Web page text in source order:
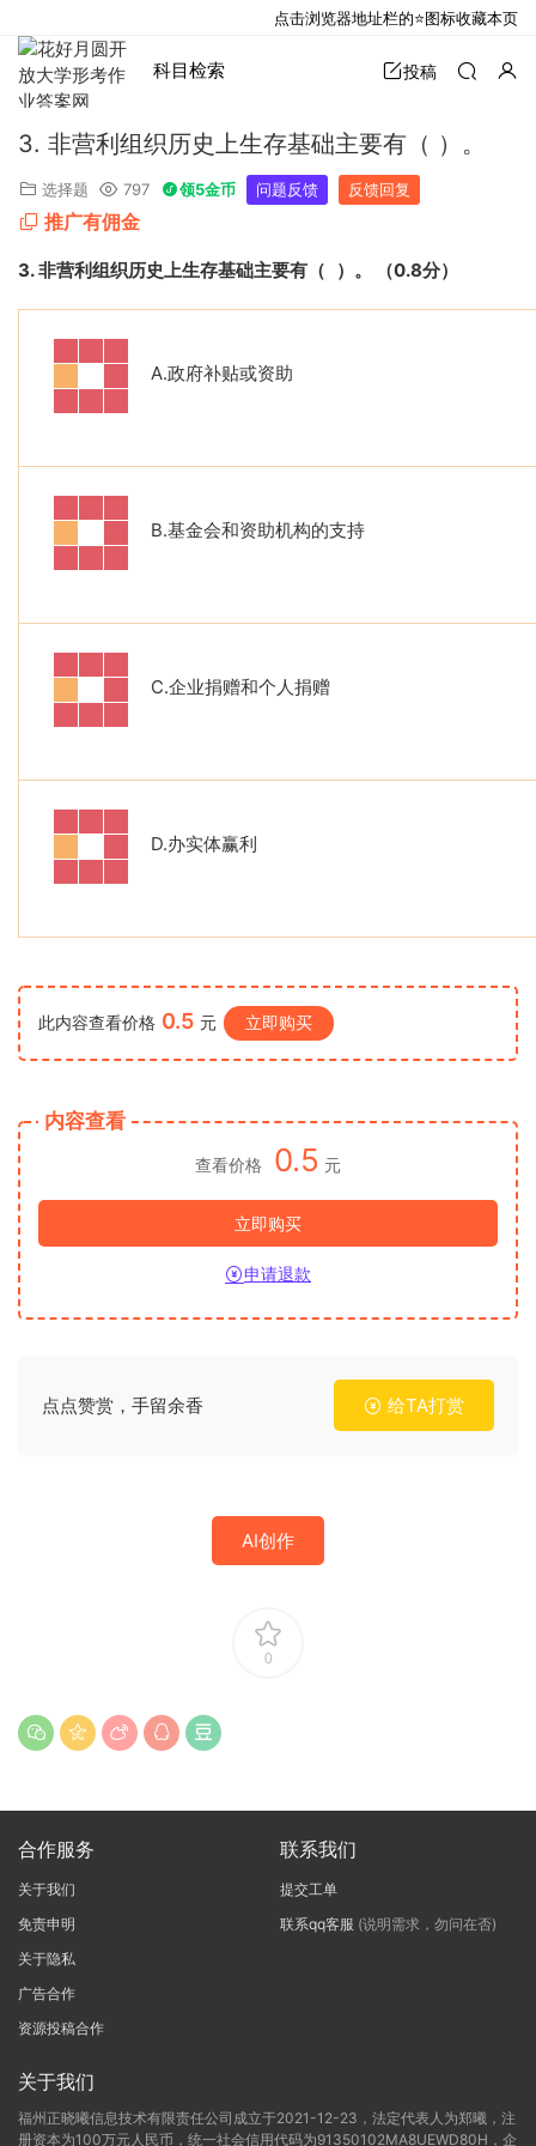
科目检索 投稿
3. 非营利组织历史上生存基础主要有（ ）。
选择题 797 领5金币 问题反馈 反馈回复
推广有佣金
3.非营利组织历史上生存基础主要有（ ）。 （0.8分）
A.政府补贴或资助
B.基金会和资助机构的支持
C.企业捐赠和个人捐赠
D.办实体赢利
此内容查看价格 0.5 元 立即购买
内容查看
查看价格 0.5 元
立即购买
申请退款
点点赞赏，手留余香 给TA打赏
AI创作
0
合作服务
关于我们
免责申明
关于隐私
广告合作
资源投稿合作
联系我们
提交工单
联系qq客服 (说明需求，勿问在否)
关于我们
福州正晓曦信息技术有限责任公司成立于2021-12-23，法定代表人为郑曦，注
册资本为100万元人民币，统一社会信用代码为91350102MA8UEWD80H，企
点击浏览器地址栏的⭐图标收藏本页